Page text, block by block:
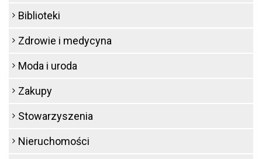
Biblioteki
Zdrowie i medycyna
Moda i uroda
Zakupy
Stowarzyszenia
Nieruchomości